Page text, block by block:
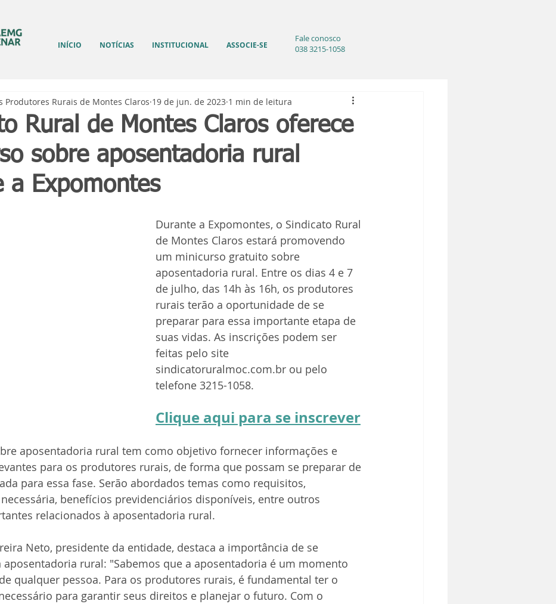
INÍCIO NOTÍCIAS INSTITUCIONAL ASSOCIE-SE
Fale conosco
038 3215-1058
Rural de Montes Claros oferece
sobre aposentadoria rural
a Expomontes
Produtores Rurais de Montes Claros 19 de jun. de 2023 1 min de leitura
Durante a Expomontes, o Sindicato Rural
de Montes Claros estará promovendo
um minicurso gratuito sobre
aposentadoria rural. Entre os dias 4 e 7
de julho, das 14h às 16h, os produtores
rurais terão a oportunidade de se
preparar para essa importante etapa de
suas vidas. As inscrições podem ser
feitas pelo site
sindicatoruralmoc.com.br ou pelo
telefone 3215-1058.
Clique aqui para se inscrever
aposentadoria rural tem como objetivo fornecer informações e
para os produtores rurais, de forma que possam se preparar de
para essa fase. Serão abordados temas como requisitos,
benefícios previdenciários disponíveis, entre outros
relacionados à aposentadoria rural.
Neto, presidente da entidade, destaca a importância de se
aposentadoria rural: "Sabemos que a aposentadoria é um momento
qualquer pessoa. Para os produtores rurais, é fundamental ter o
para garantir seus direitos e planejar o futuro. Com o